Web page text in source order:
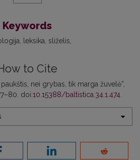
Keywords
leksika sliželis
to Cite
nei grybas, tik marga žuvelė”,
doi:10.15388/baltistica.34.1.474